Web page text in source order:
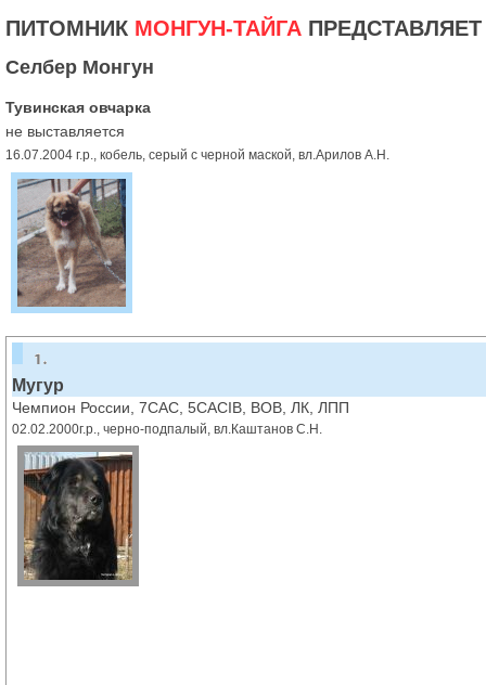
ПИТОМНИК МОНГУН-ТАЙГА ПРЕДСТАВЛЯЕТ
Селбер Монгун
Тувинская овчарка
не выставляется
16.07.2004 г.р., кобель, серый с черной маской, вл.Арилов А.Н.
Мугур
Чемпион России, 7CAC, 5CACIB, BOB, ЛК, ЛПП
02.02.2000г.р., черно-подпалый, вл.Каштанов С.Н.